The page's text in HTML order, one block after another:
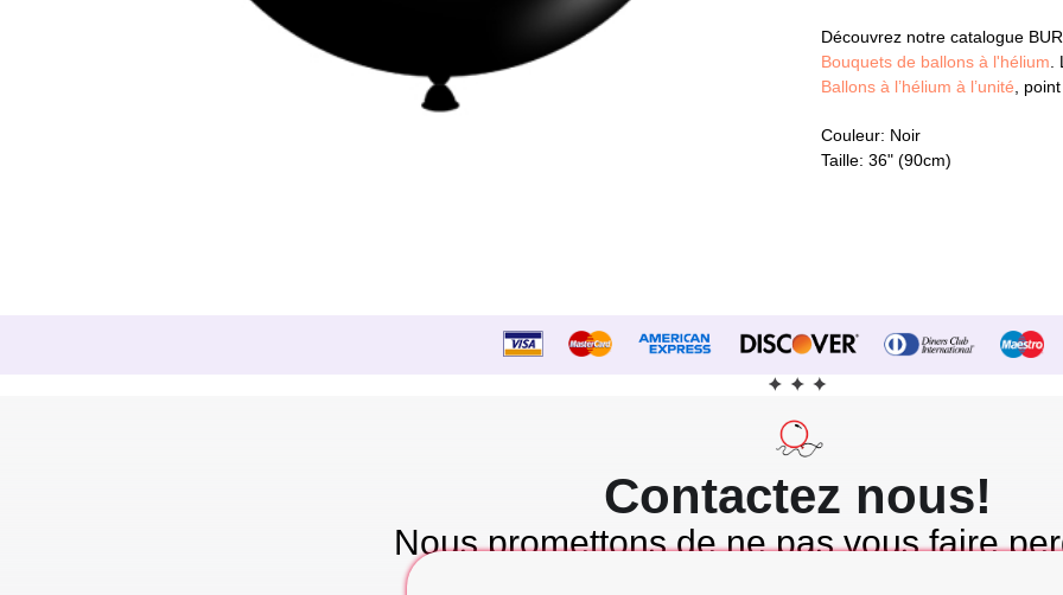
Découvrez notre catalogue
Bouquets de ballons à l'hélium.
Ballons à l’hélium à l’unité,
Couleur: Noir
Taille: 36" (90cm)
Contactez nous!
Nous promettons de ne pas vous faire